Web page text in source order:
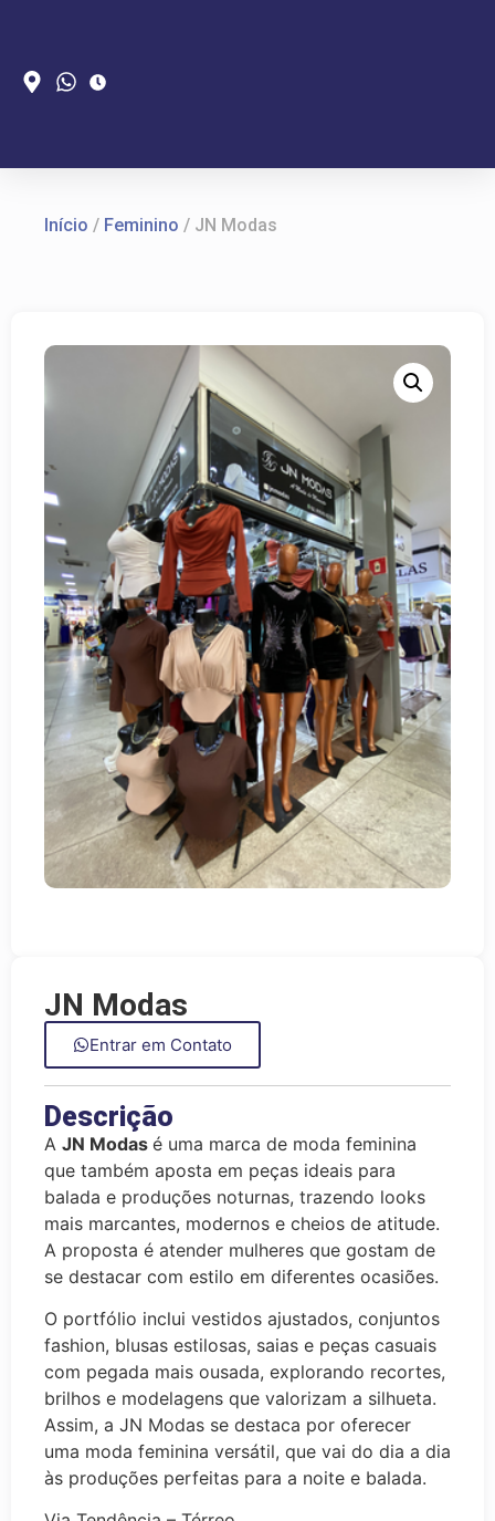
Início / Feminino / JN Modas
JN Modas
Entrar em Contato
Descrição
A JN Modas é uma marca de moda feminina
que também aposta em peças ideais para
balada e produções noturnas, trazendo looks
mais marcantes, modernos e cheios de atitude.
A proposta é atender mulheres que gostam de
se destacar com estilo em diferentes ocasiões.
O portfólio inclui vestidos ajustados, conjuntos
fashion, blusas estilosas, saias e peças casuais
com pegada mais ousada, explorando recortes,
brilhos e modelagens que valorizam a silhueta.
Assim, a JN Modas se destaca por oferecer
uma moda feminina versátil, que vai do dia a dia
às produções perfeitas para a noite e balada.